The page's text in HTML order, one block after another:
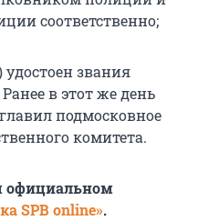
соответственно;
звания
в этот же день
подмосковное
комитета.
официальном
SPB online».